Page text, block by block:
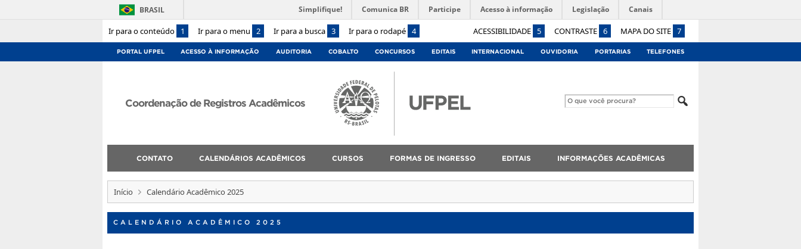
Ir para o conteúdo 1 Ir para o menu 2 Ir para a busca 3 Ir para o rodapé 4 ACESSIBILIDADE 5 CONTRASTE 6 MAPA DO SITE 7
BRASIL Simplifique! Comunica BR Participe Acesso à informação Legislação Canais
PORTAL UFPEL ACESSO À INFORMAÇÃO AUDITORIA COBALTO CONCURSOS EDITAIS INTERNACIONAL OUVIDORIA PORTARIAS TELEFONES
Coordenação de Registros Acadêmicos
CONTATO CALENDÁRIOS ACADÊMICOS CURSOS FORMAS DE INGRESSO EDITAIS INFORMAÇÕES ACADÊMICAS
Início Calendário Acadêmico 2025
CALENDÁRIO ACADÊMICO 2025